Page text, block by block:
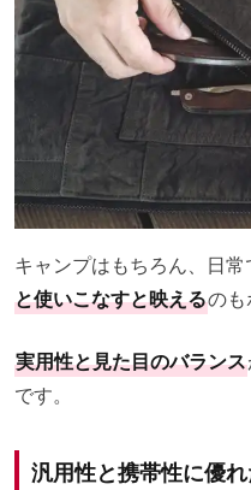
キャンプはもちろん、日常
と使いこなすと映えるのも
実用性と見た目のバランス
です。
汎用性と携帯性に優